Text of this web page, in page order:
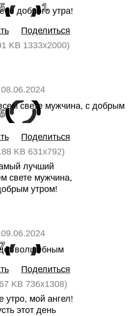
1
Поделиться
KB 1333x2000)
08.06.2024
Поделиться
KB 631x792)
лучший
свете мужчина,
утром!
09.06.2024
0
Поделиться
KB 736x1308)
утро, мой ангел!
этот день